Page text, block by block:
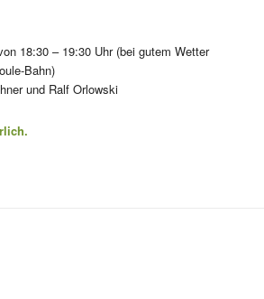
18:30 – 19:30 Uhr (bei gutem Wetter
Bahn)
und Ralf Orlowski